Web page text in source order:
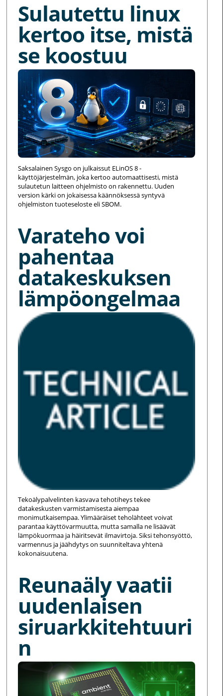
Sulautettu linux
kertoo itse, mistä
se koostuu
Saksalainen Sysgo on julkaissut ELinOS 8 -
käyttöjärjestelmän, joka kertoo automaattisesti, mistä
sulautetun laitteen ohjelmisto on rakennettu. Uuden
version kärki on jokaisessa käännöksessä syntyvä
ohjelmiston tuoteseloste eli SBOM.
Varateho voi
pahentaa
datakeskuksen
lämpöongelmaa
Tekoälypalvelinten kasvava tehotiheys tekee
datakeskusten varmistamisesta aiempaa
monimutkaisempaa. Ylimääräiset teholähteet voivat
parantaa käyttövarmuutta, mutta samalla ne lisäävät
lämpökuormaa ja häiritsevät ilmavirtoja. Siksi tehonsyöttö,
varmennus ja jäähdytys on suunniteltava yhtenä
kokonaisuutena.
Reunaäly vaatii
uudenlaisen
siruarkkitehtuuri
n